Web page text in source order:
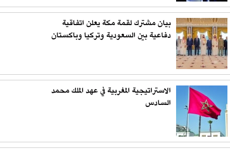
بيان مشترك لقمة مكة يعلن اتفاقية
دفاعية بين السعودية وتركيا وباكستان
الاستراتيجية المغربية في عهد الملك محمد
السادس